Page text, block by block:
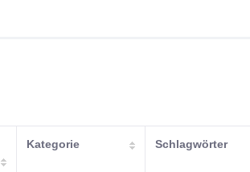
Kategorie Schlagwörter